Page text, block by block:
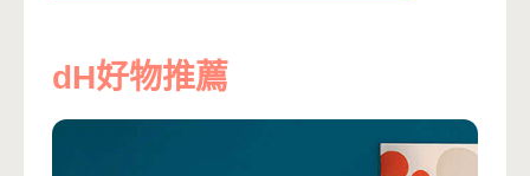
dH好物推薦